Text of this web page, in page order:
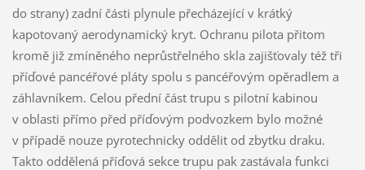
do strany) zadní části plynule přecházející v krátký
kapotovaný aerodynamický kryt. Ochranu pilota přitom
kromě již zmíněného neprůstřelného skla zajišťovaly též tři
příďové pancéřové pláty spolu s pancéřovým opěradlem a
záhlavníkem. Celou přední část trupu s pilotní kabinou
v oblasti přímo před příďovým podvozkem bylo možné
v případě nouze pyrotechnicky oddělit od zbytku draku.
Takto oddělená příďová sekce trupu pak zastávala funkci